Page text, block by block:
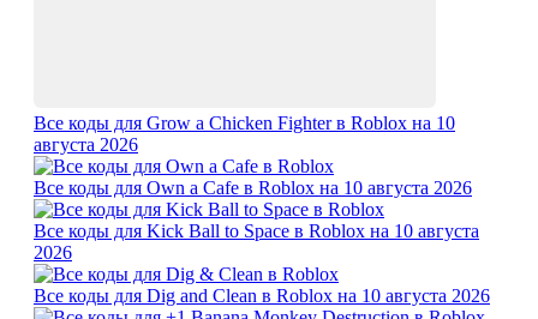
Все коды для Grow a Chicken Fighter в Roblox на 10
августа 2026
Все коды для Own a Cafe в Roblox на 10 августа 2026
Все коды для Kick Ball to Space в Roblox на 10 августа
2026
Все коды для Dig and Clean в Roblox на 10 августа 2026